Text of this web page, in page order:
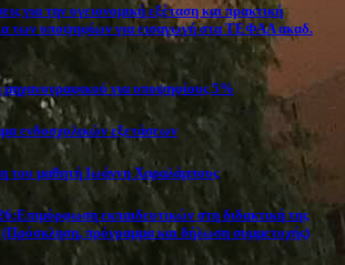
για την υγειονομική εξέταση και πρακτική
των υποψηφίων για εισαγωγή στα ΤΕΦΑΑ ακαδ.
για υποψηφίους 5%
ενδοσχολικών εξετάσεων
του μαθητή Ιωάννη Χαραλάμπους
εκπαιδευτικών στη διδακτική της
(Πρόσκληση, πρόγραμμα και δήλωση συμμετοχής)